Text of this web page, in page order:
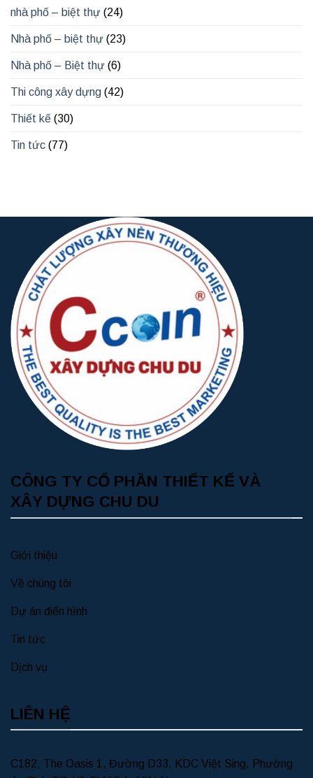
nhà phố – biệt thự (24)
Nhà phố – biệt thự (23)
Nhà phố – Biệt thự (6)
Thi công xây dựng (42)
Thiết kế (30)
Tin tức (77)
CÔNG TY CỔ PHẦN THIẾT KẾ VÀ
XÂY DỰNG CHU DU
Giới thiệu
Về chúng tôi
Dự án điển hình
Tin tức
Dịch vụ
LIÊN HỆ
C182, The Oasis 1, Đường D33, KDC Việt Sing, Phường